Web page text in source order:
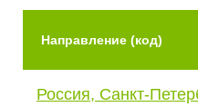
Направление (код)
Россия, Санкт-